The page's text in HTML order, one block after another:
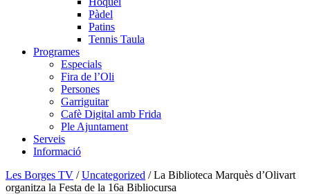
Pàdel
Patins
Tennis Taula
Programes
Especials
Fira de l’Oli
Persones
Garriguitar
Cafè Digital amb Frida
Ple Ajuntament
Serveis
Informació
Les Borges TV /Uncategorized /La Biblioteca Marquès d’Olivart
organitza la Festa de la 16a Bibliocursa